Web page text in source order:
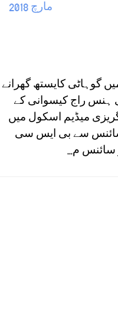
مارچ 2018
گوہاٹی کایستھ گھرانے
؁ء کو شری ہنس راج کیسوانی کے
میڈیم اسکول میں
سائنس سے بی ایس سی
سائنس م...